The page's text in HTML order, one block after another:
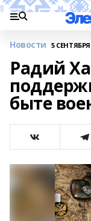
Новости 5 СЕНТЯБРЯ
Радий
быте